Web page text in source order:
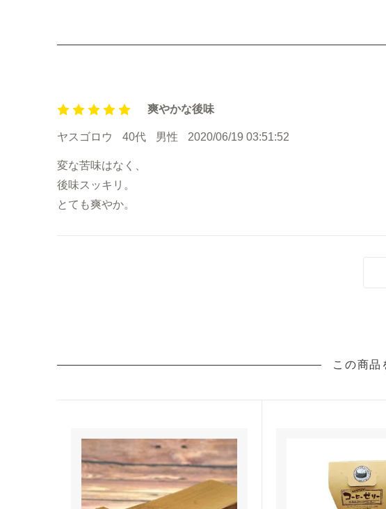
爽やかな後味
ヤスゴロウ 40代 男性 2020/06/19 03:51:52
変な苦味はなく、
後味スッキリ。
とても爽やか。
この商品